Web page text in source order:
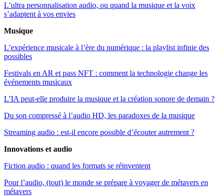
L’ultra personnalisation audio, ou quand la musique et la voix
s’adaptent à vos envies
Musique
L​​’expérience musicale à l’ère du numérique : la playlist infinie des
possibles
Festivals en AR et pass NFT : comment la technologie change les
événements musicaux
L’IA peut-elle produire la musique et la création sonore de demain ?
Du son compressé à l’audio HD, les paradoxes de la musique
Streaming audio : est-il encore possible d’écouter autrement ?
Innovations et audio
Fiction audio : quand les formats se réinventent
Pour l’audio, (tout) le monde se prépare à voyager de métavers en
métavers